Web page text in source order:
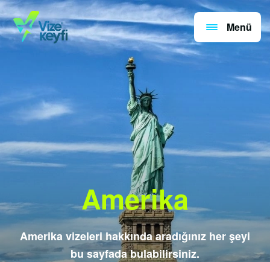
Menü
Amerika
Amerika vizeleri hakkında aradığınız her şeyi
bu sayfada bulabilirsiniz.